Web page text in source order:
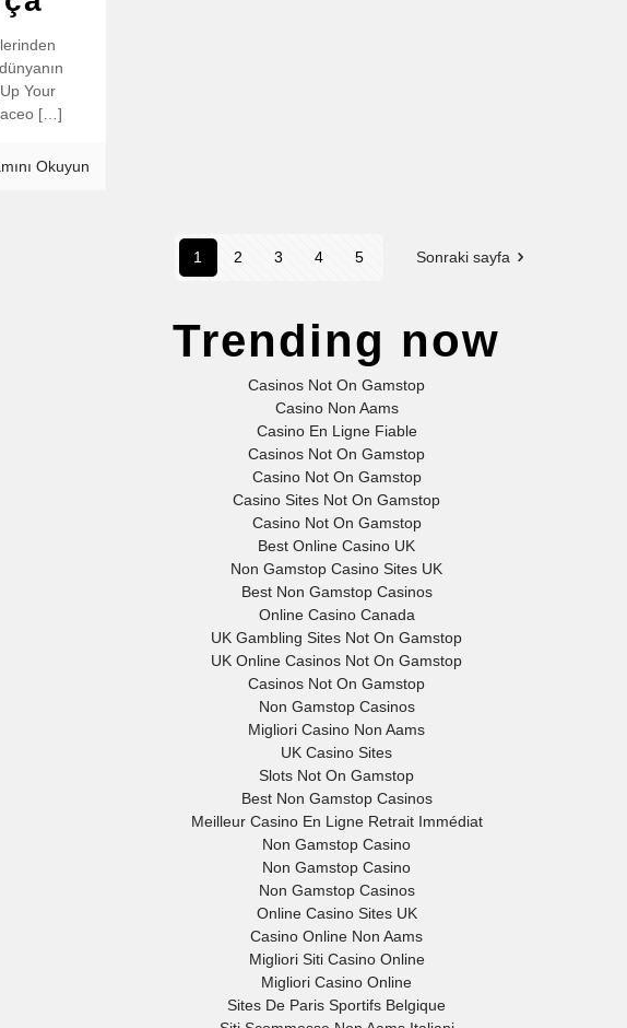
Your
[…]
Okuyun
1 2 3 4 5 Sonraki sayfa
Trending now
Casinos Not On Gamstop
Casino Non Aams
Casino En Ligne Fiable
Casinos Not On Gamstop
Casino Not On Gamstop
Casino Sites Not On Gamstop
Casino Not On Gamstop
Best Online Casino UK
Non Gamstop Casino Sites UK
Best Non Gamstop Casinos
Online Casino Canada
UK Gambling Sites Not On Gamstop
UK Online Casinos Not On Gamstop
Casinos Not On Gamstop
Non Gamstop Casinos
Migliori Casino Non Aams
UK Casino Sites
Slots Not On Gamstop
Best Non Gamstop Casinos
Meilleur Casino En Ligne Retrait Immédiat
Non Gamstop Casino
Non Gamstop Casino
Non Gamstop Casinos
Online Casino Sites UK
Casino Online Non Aams
Migliori Siti Casino Online
Migliori Casino Online
Sites De Paris Sportifs Belgique